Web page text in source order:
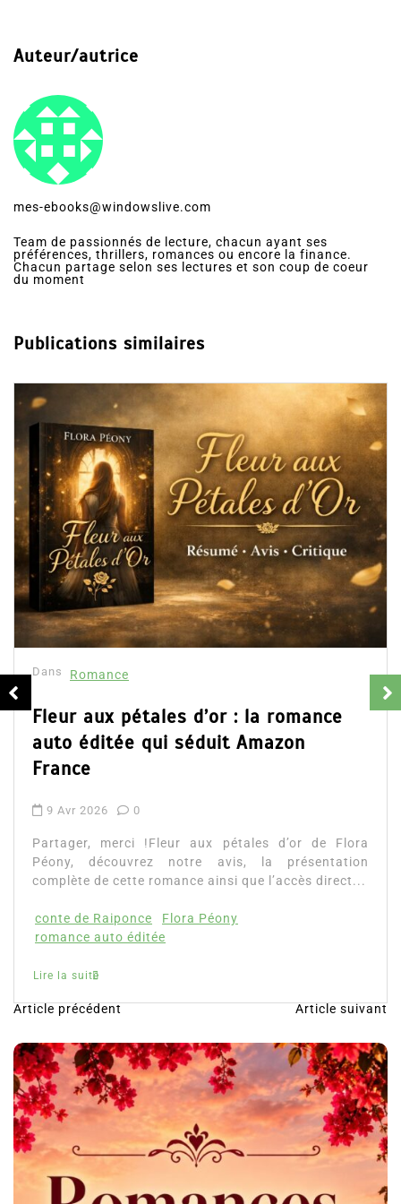
Auteur/autrice
mes-ebooks@windowslive.com
Team de passionnés de lecture, chacun ayant ses
préférences, thrillers, romances ou encore la finance.
Chacun partage selon ses lectures et son coup de coeur
du moment
Publications similaires
pétales d’or : la romance
qui séduit Amazon
0
merci !Fleur aux pétales d’or de Flora
notre avis, la présentation
de cette romance ainsi que l’accès direct...
Raiponce
Flora Péony
auto éditée
Dans
N
a
v
i
g
a
t
Article précédent Article suivant